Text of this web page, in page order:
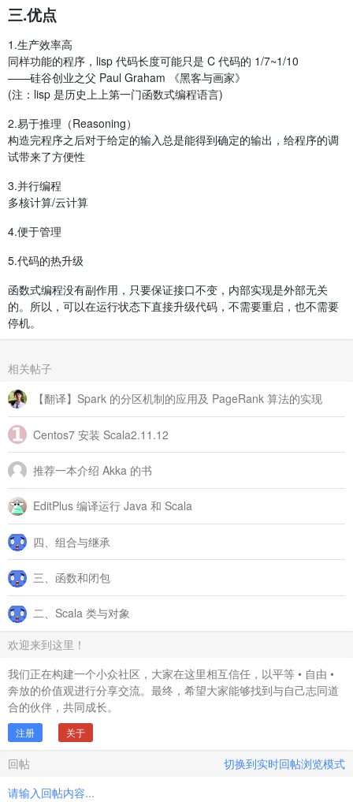
三.优点
1.生产效率高
同样功能的程序，lisp 代码长度可能只是 C 代码的 1/7~1/10
——硅谷创业之父 Paul Graham 《黑客与画家》
(注：lisp 是历史上上第一门函数式编程语言)
2.易于推理（Reasoning）
构造完程序之后对于给定的输入总是能得到确定的输出，给程序的调
试带来了方便性
3.并行编程
多核计算/云计算
4.便于管理
5.代码的热升级
函数式编程没有副作用，只要保证接口不变，内部实现是外部无关
的。所以，可以在运行状态下直接升级代码，不需要重启，也不需要
停机。
相关帖子
【翻译】Spark 的分区机制的应用及 PageRank 算法的实现
Centos7 安装 Scala2.11.12
推荐一本介绍 Akka 的书
EditPlus 编译运行 Java 和 Scala
四、组合与继承
三、函数和闭包
二、Scala 类与对象
欢迎来到这里！
我们正在构建一个小众社区，大家在这里相互信任，以平等 • 自由 •
奔放的价值观进行分享交流。最终，希望大家能够找到与自己志同道
合的伙伴，共同成长。
注册 关于
回帖
切换到实时回帖浏览模式
请输入回帖内容...